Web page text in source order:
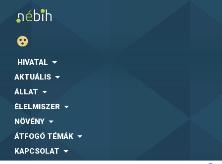
HIVATAL
AKTUÁLIS
ÁLLAT
ÉLELMISZER
NÖVÉNY
ÁTFOGÓ TÉMÁK
KAPCSOLAT